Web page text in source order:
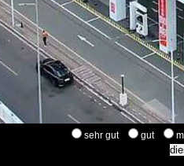
sehr gut gut